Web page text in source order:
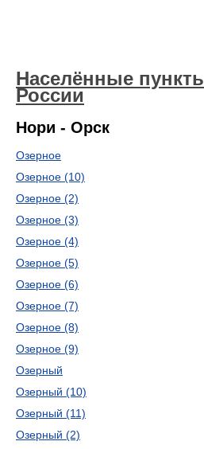
Населённые
России
Нори - Орск
Озерное
Озерное (10)
Озерное (2)
Озерное (3)
Озерное (4)
Озерное (5)
Озерное (6)
Озерное (7)
Озерное (8)
Озерное (9)
Озерный
Озерный (10)
Озерный (11)
Озерный (2)